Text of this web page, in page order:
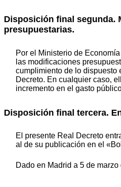
Disposición final segunda.
presupuestarias.
Por el Ministerio de
las modificaciones
cumplimiento de lo dispuesto
Decreto. En cualquier caso,
incremento en el gasto
Disposición final tercera.
El presente Real Decreto
al de su publicación en el
Dado en Madrid a 5 de marzo